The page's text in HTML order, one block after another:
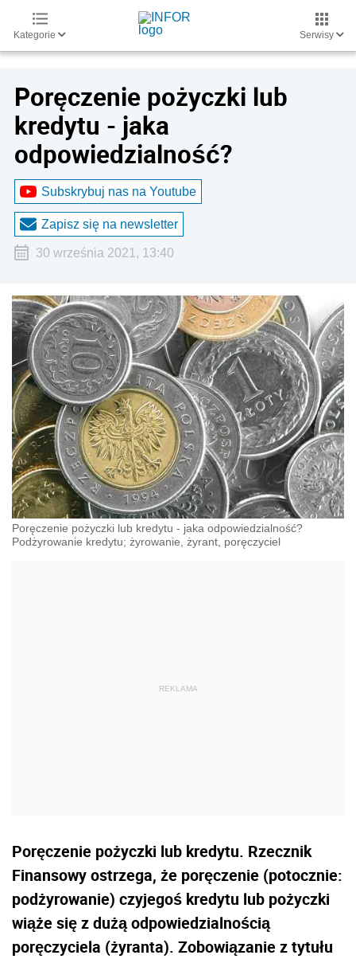
Kategorie Serwisy
Poręczenie pożyczki lub
kredytu - jaka
odpowiedzialność?
Subskrybuj nas na Youtube
Zapisz się na newsletter
30 września 2021, 13:40
Poręczenie pożyczki lub kredytu - jaka odpowiedzialność?
Podżyrowanie kredytu; żyrowanie, żyrant, poręczyciel
Poręczenie pożyczki lub kredytu. Rzecznik
Finansowy ostrzega, że poręczenie (potocznie:
podżyrowanie) czyjegoś kredytu lub pożyczki
wiąże się z dużą odpowiedzialnością
poręczyciela (żyranta). Zobowiązanie z tytułu